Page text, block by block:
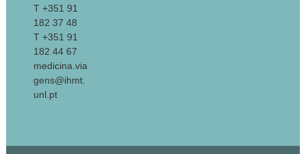
T +351 91
182 37 48
T +351 91
182 44 67
medicina.via
gens@ihmt.
unl.pt